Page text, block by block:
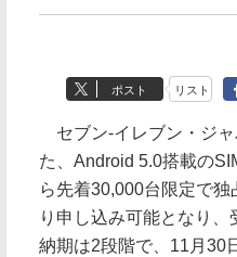
ポスト リスト
セブン-イレブン・ジャ
た、Android 5.0搭載の
ら先着30,000台限定で
り申し込み可能となり、
納期は2段階で、11月30